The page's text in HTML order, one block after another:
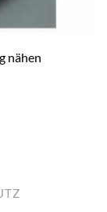
nähen